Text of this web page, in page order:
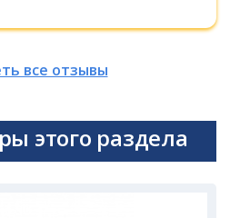
все отзывы
этого раздела